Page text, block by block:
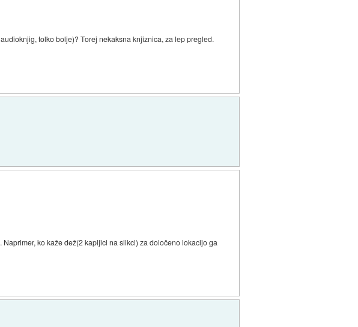
tolko bolje)? Torej nekaksna knjiznica, za lep pregled.
ko kaže dež(2 kapljici na slikci) za določeno lokacijo ga